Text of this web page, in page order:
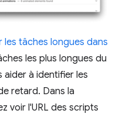
les tâches longues dans
les plus longues du
aider à identifier les
retard. Dans la
voir l'URL des scripts